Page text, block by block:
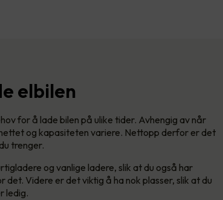
elbilen
for å lade bilen på ulike tider. Avhengig av når
og kapasiteten variere. Nettopp derfor er det
trenger.
og vanlige ladere, slik at du også har
Videre er det viktig å ha nok plasser, slik at du
ledig.